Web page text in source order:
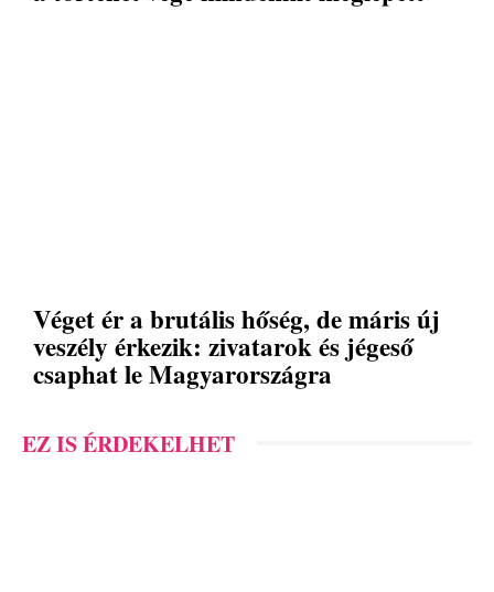
Véget ér a brutális hőség, de máris új
veszély érkezik: zivatarok és jégeső
csaphat le Magyarországra
EZ IS ÉRDEKELHET